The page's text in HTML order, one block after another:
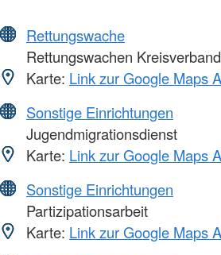
Rettungswache
Rettungswachen
Karte: Link zur Google Maps
Sonstige Einrichtungen
Jugendmigrationsdienst
Karte: Link zur Google Maps
Sonstige Einrichtungen
Partizipationsarbeit
Karte: Link zur Google Maps